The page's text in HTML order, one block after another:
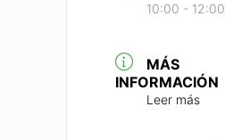
10:00 - 12:00
MÁS
INFORMACIÓN
Leer más